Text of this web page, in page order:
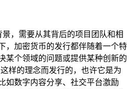
，需要从其背后的项目团队和相
，加密货币的发行都伴随着一个特
某个领域的问题或提供某种创新的
样的理念而发行的，也许它是为
如数字内容分享、社交平台激励